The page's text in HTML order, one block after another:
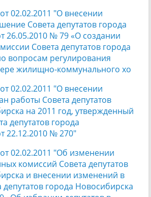
02.02.2011 "О внесении
Совета депутатов города
26.05.2010 № 79 «О создании
Совета депутатов города
вопросам регулирования
жилищно-коммунального хо
02.02.2011 "О внесении
работы Совета депутатов
на 2011 год, утвержденный
депутатов города
22.12.2010 № 270"
02.02.2011 "Об изменении
комиссий Совета депутатов
и внесении изменений в
города Новосибирска